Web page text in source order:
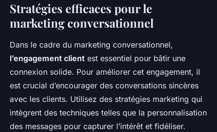
Stratégies efficaces pour le
marketing conversationnel
Dans le cadre du marketing conversationnel,
l’engagement client est essentiel pour bâtir une
connexion solide. Pour améliorer cet engagement, il
est crucial d’encourager des conversations sincères
avec les clients. Utilisez des stratégies marketing qui
intègrent des techniques telles que la personnalisation
des messages pour capturer l’intérêt et fidéliser.